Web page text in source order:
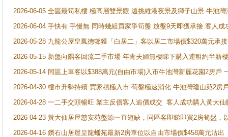
2026-06-05 全區最筍私樓 極高層雙景觀 遠挑維港夜景及獅子山景 牛池
2026-06-04 手快有 手慢無 同時幾組買家爭筍盤 放盤9天即獲承接 客人
2026-05-28 九龍公屋皇鳳德邨獲「白居二」客以居二市場價$320萬元承接
2026-05-15 新盤向隅客回流二手市場 年青夫婦無樓睇下購入連租約半新
2026-05-14 同區上車客以$388萬元(自由市場)入市牛池灣新麗花園2房戶
2026-04-30 樓市升勢持續 買家積極入市 荀盤極速消化 牛池灣瓊山苑2房
2026-04-28 一二手交頭暢旺 業主反價客人追價成交 客人成功購入黃大
2026-04-23 黃大仙居屋慈安苑盤源一直短缺，同區客即睇即買2房筍盤，
2026-04-16 鑽石山居屋皇龍蟠苑最新2房單位以自由市場價$458萬元沽出